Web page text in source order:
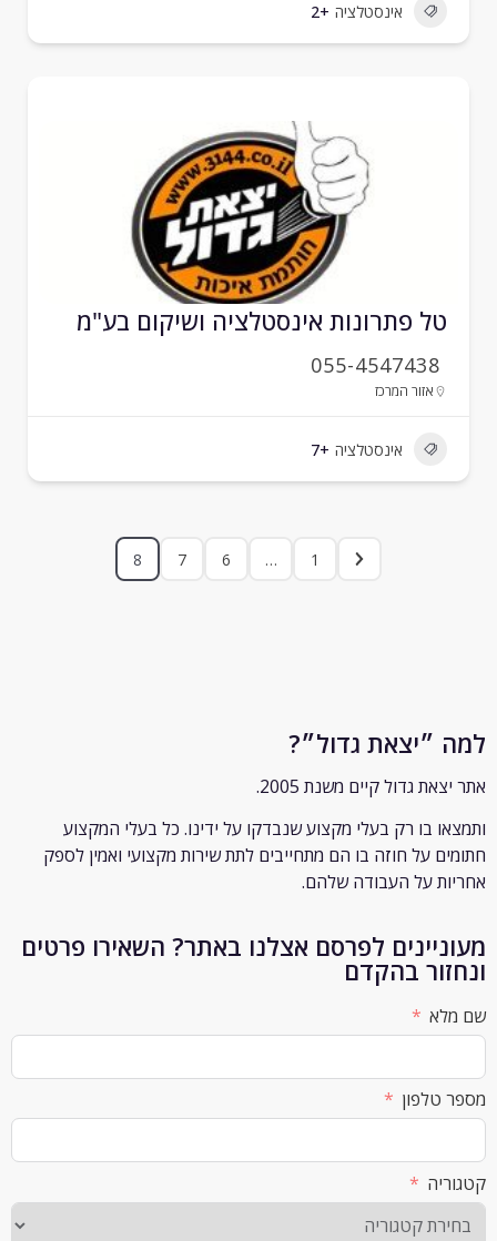
גדול״?
גדול קיים משנת 2005.
בו רקבעלי מקצוע שנבדקו על ידינו. כל בעלי המקצוע
על חוזה בו הם מתחייבים לתת שירות מקצועי ואמין לספק
על העבודה שלהם.
לפרסם אצלנו באתר? השאירו פרטים
בהקדם
אינסטלציה +2
פתרונות אינסטלציה ושיקום בע"מ
055-4547438
אזור המרכז
אינסטלציה +7